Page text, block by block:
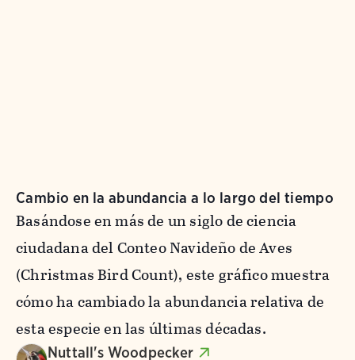
Cambio en la abundancia a lo largo del tiempo
Basándose en más de un siglo de ciencia
ciudadana del Conteo Navideño de Aves
(Christmas Bird Count), este gráfico muestra
cómo ha cambiado la abundancia relativa de
esta especie en las últimas décadas.